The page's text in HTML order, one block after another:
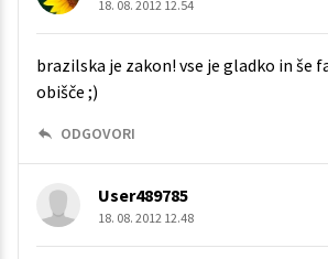
18. 08. 2012 12.54
brazilska je zakon! vse je gladko in še
obišče ;)
ODGOVORI
User489785
18. 08. 2012 12.48